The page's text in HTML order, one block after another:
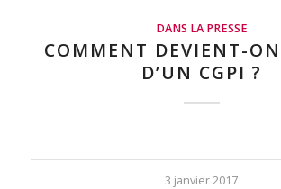
DANS LA PRESSE
COMMENT DEVIENT-
D’UN CGPI ?
3 janvier 2017